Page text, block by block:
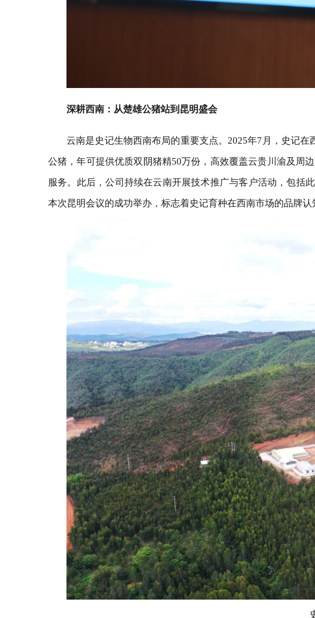
深耕西南：从楚雄公猪站到昆明盛会
云南是史记生物西南布局的重要支点。 2025年7月，史记
公猪，年可提供优质双阴猪精50万份，高效覆盖云贵川渝及周
服务。此后，公司持续在云南开展技术推广与客户活动，包括
本次昆明会议的成功举办，标志着史记育种在西南市场的品牌认